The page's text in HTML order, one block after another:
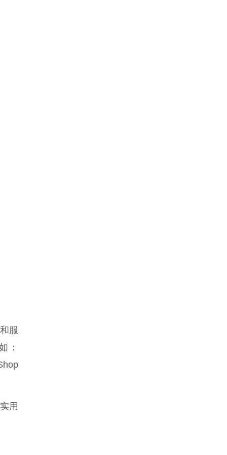
服
：
用